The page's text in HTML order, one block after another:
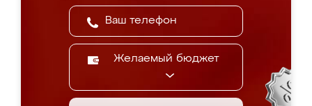
Желаемый бюджет